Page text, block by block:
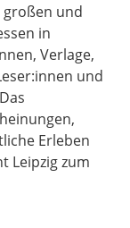
großen und
in
Verlage,
und
Erleben
Leipzig zum